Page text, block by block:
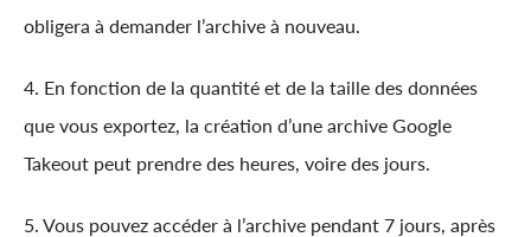
obligera à demander l’archive à nouveau.
4. En fonction de la quantité et de la taille des données
que vous exportez, la création d’une archive Google
Takeout peut prendre des heures, voire des jours.
5. Vous pouvez accéder à l’archive pendant 7 jours, après